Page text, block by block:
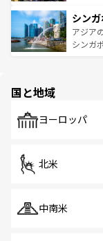
参照し
激する
が待っ
た文化
み、ど
ており
うな絶
シン
アジア
シンガ
で、ホ
国と地域
ヨーロッパ
北米
中南米